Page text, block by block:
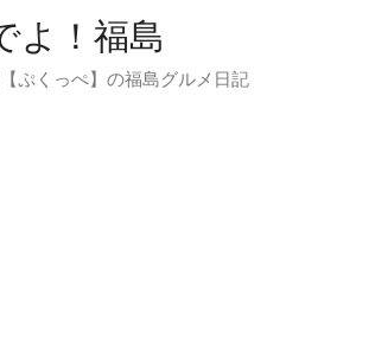
よ！福島
ぷくっぺ】の福島グルメ日記